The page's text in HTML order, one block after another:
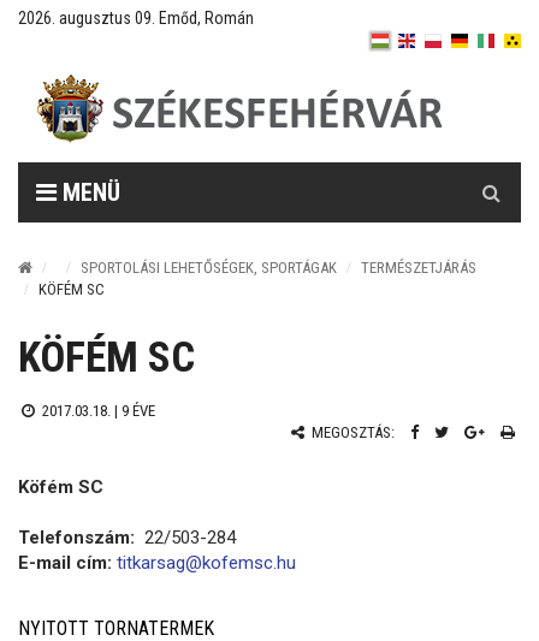
2026. augusztus 09. Emőd, Román
MENÜ
SPORTOLÁSI LEHETŐSÉGEK, SPORTÁGAK
TERMÉSZETJÁRÁS
KÖFÉM SC
KÖFÉM SC
2017.03.18. | 9 ÉVE
MEGOSZTÁS:
Köfém SC
Telefonszám: 22/503-284
E-mail cím: titkarsag@kofemsc.hu
NYITOTT TORNATERMEK